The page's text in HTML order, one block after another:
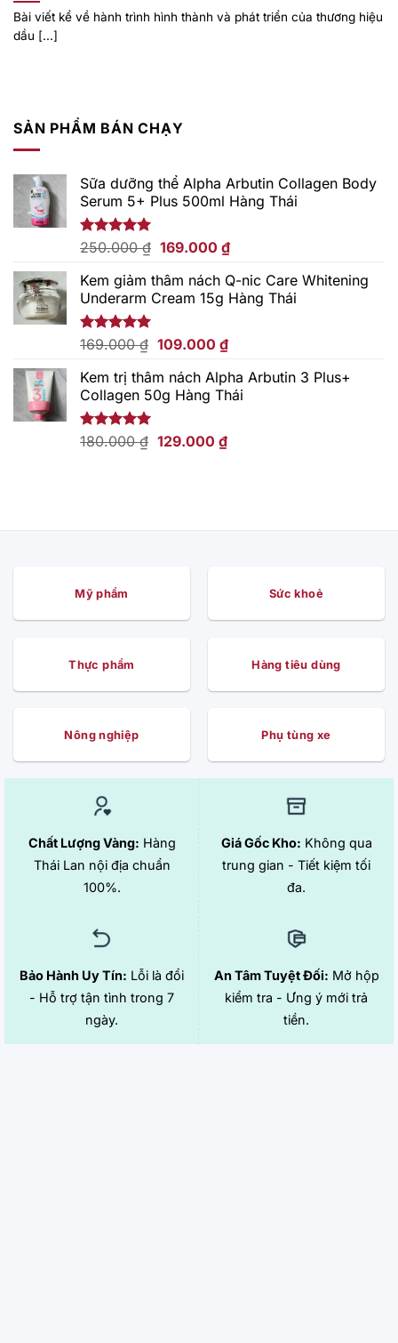
Bài viết kể về hành trình hình thành và phát triển của thương hiệu
dầu [...]
SẢN PHẨM BÁN CHẠY
Sữa dưỡng thể Alpha Arbutin Collagen Body
Serum 5+ Plus 500ml Hàng Thái
Được xếp
5 sao
250.000₫ Giá
là:
250.000 ₫.
169.000 ₫Giá
tại
là:
Kem giảm thâm nách Q-nic Care Whitening
Underarm Cream 15g Hàng Thái
Được xếp
5 sao
169.000₫ Giá
là:
169.000 ₫.
109.000 ₫Giá
tại
là:
Kem trị thâm nách Alpha Arbutin 3 Plus+
Collagen 50g Hàng Thái
Được xếp
180.000₫ Giá
129.000 ₫Giá
Mỹ phẩm Sức khoẻ
Thực phẩm Hàng tiêu dùng
Nông nghiệp Phụ tùng xe
Chất Lượng Vàng: Hàng
Thái Lan nội địa chuẩn
100%.
Giá Gốc Kho: Không qua
trung gian - Tiết kiệm tối
đa.
Bảo Hành Uy Tín: Lỗi là đổi
- Hỗ trợ tận tình trong 7
ngày.
An Tâm Tuyệt Đối: Mở hộp
kiểm tra - Ưng ý mới trả
tiền.